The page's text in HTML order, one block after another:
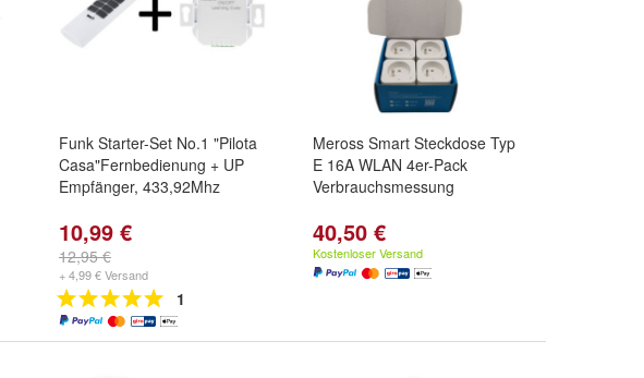
Funk Starter-Set No.1 "Pilota
Casa"Fernbedienung + UP
Empfänger, 433,92Mhz
10,99 €
12,95 €
+ 4,99 € Versand
1
Meross Smart Steckdose Typ
E 16A WLAN 4er-Pack
Verbrauchsmessung
40,50 €
Kostenloser Versand